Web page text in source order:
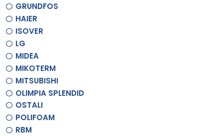
GRUNDFOS
HAIER
ISOVER
LG
MIDEA
MIKOTERM
MITSUBISHI
OLIMPIA SPLENDID
OSTALI
POLIFOAM
RBM